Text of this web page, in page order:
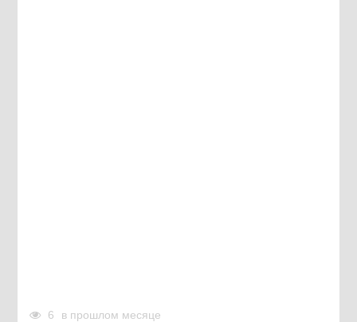
6
в прошлом месяце